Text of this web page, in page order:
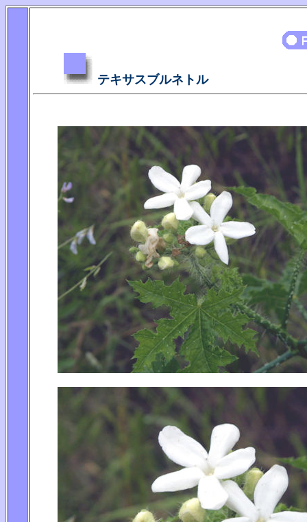
テキサスブルネトル